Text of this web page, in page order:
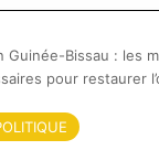
Guinée-Bissau : les
pour restaurer